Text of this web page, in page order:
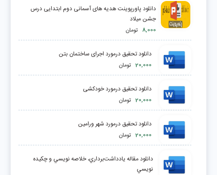
دانلود پاورپوینت هدیه های آسمانی دوم ابتدایی درس
جشن میلاد
8,000 تومان
دانلود تحقیق درمورد اجرای ساختمان بتن
20,000 تومان
دانلود تحقیق درمورد خودکشی
20,000 تومان
دانلود تحقیق درمورد شهر ورامین
20,000 تومان
دانلود مقاله يادداشت‌برداري، خلاصه نويسي و چكيده
نويسي